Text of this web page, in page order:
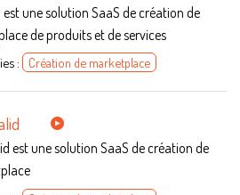
est une solution SaaS de création de
de produits et de services
: Création de marketplace
est une solution SaaS de création de